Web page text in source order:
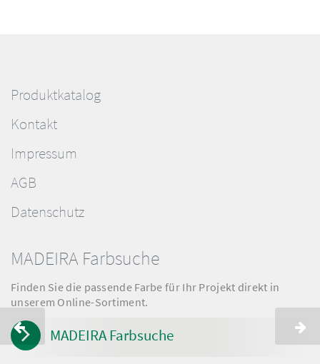
Produktkatalog
Kontakt
Impressum
AGB
Datenschutz
MADEIRA Farbsuche
Finden Sie die passende Farbe für Ihr Projekt direkt in
unserem Online-Sortiment.
MADEIRA Farbsuche